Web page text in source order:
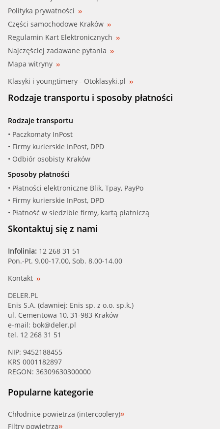
METZGER (912059)
NISSA (32005-6J000)
NISSA (32005-6J001)
NISSA (32005-6J00A)
RENAU (3200 56J 000)
RENAU (3200 56J 00A)
VEMO (V38-73-0008)
Polityka prywatności
Części samochodowe Kraków
Regulamin Kart Elektronicznych
Najczęściej zadawane pytania
Mapa witryny
Klasyki i youngtimery - Otoklasyki.pl
Rodzaje transportu i sposoby płatności
Rodzaje transportu
• Paczkomaty InPost
• Firmy kurierskie InPost, DPD
• Odbiór osobisty Kraków
Sposoby płatności
• Płatności elektroniczne Blik, Tpay, PayPo
• Firmy kurierskie InPost, DPD
• Płatność w siedzibie firmy, kartą płatniczą
Skontaktuj się z nami
Infolinia: 12 268 31 51
Pon.-Pt. 9.00-17.00, Sob. 8.00-14.00
Kontakt
DELER.PL
Enis S.A. (dawniej: Enis sp. z o.o. sp.k.)
ul. Cementowa 10, 31-983 Kraków
e-mail: bok@deler.pl
tel. 12 268 31 51
NIP: 9452188455
KRS 0001182897
REGON: 36309630300000
Popularne kategorie
Chłodnice powietrza (intercoolery)
Filtry powietrza